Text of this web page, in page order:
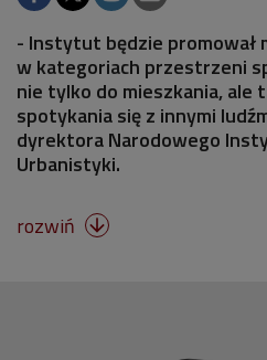
- Instytut będzie promował
w kategoriach przestrzeni
nie tylko do mieszkania, ale
spotykania się z innymi
dyrektora Narodowego
Urbanistyki.
rozwiń 